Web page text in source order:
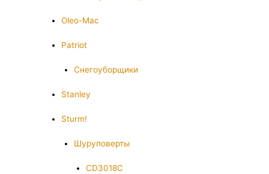
Oleo-Mac
Patriot
Снегоуборщики
Stanley
Sturm!
Шуруповерты
CD3018C